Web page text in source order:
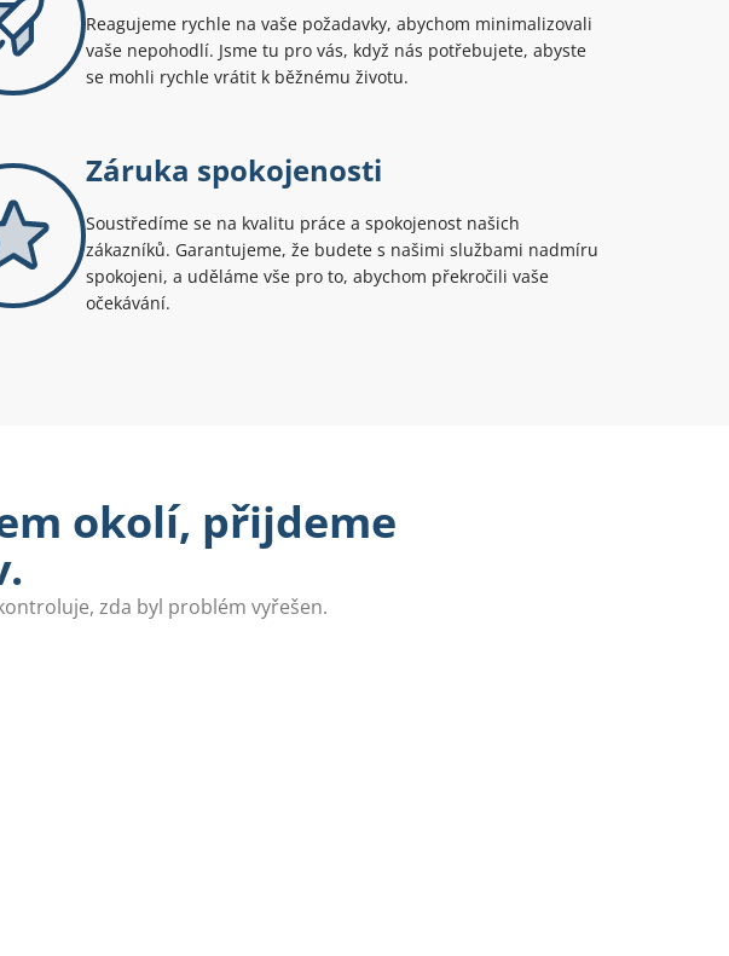
Reagujeme rychle na vaše požadavky, abychom minimalizovali
vaše nepohodlí. Jsme tu pro vás, když nás potřebujete, abyste
se mohli rychle vrátit k běžnému životu.
Záruka spokojenosti
Soustředíme se na kvalitu práce a spokojenost našich
zákazníků. Garantujeme, že budete s našimi službami nadmíru
spokojeni, a uděláme vše pro to, abychom překročili vaše
očekávání.
okolí, přijdeme
zda byl problém vyřešen.